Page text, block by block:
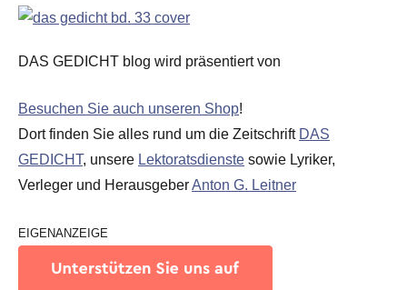
DAS GEDICHT blog wird präsentiert von
Besuchen Sie auch unseren Shop!
Dort finden Sie alles rund um die Zeitschrift DAS
GEDICHT, unsere Lektoratsdienste sowie Lyriker,
Verleger und HerausgeberAnton G. Leitner
EIGENANZEIGE